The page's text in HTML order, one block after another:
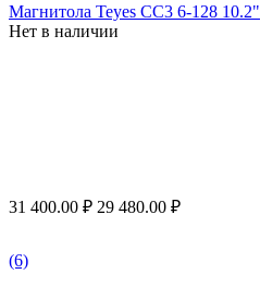
Магнитола Teyes CC3 6-128 10.2"
Нет в наличии
31 400.00 ₽ 29 480.00 ₽
(6)